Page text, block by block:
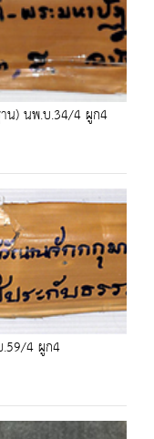
น) นพ.บ.34/4 ผูก4
4 ผูก4